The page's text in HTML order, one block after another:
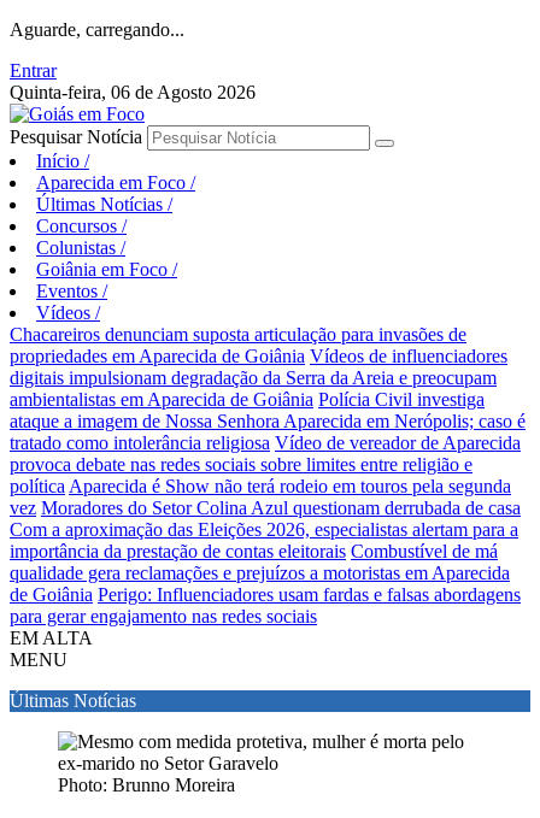
Aguarde, carregando...
Entrar
Quinta-feira, 06 de Agosto 2026
Pesquisar Notícia
Início /
Aparecida em Foco /
Últimas Notícias /
Concursos /
Colunistas /
Goiânia em Foco /
Eventos /
Vídeos /
Chacareiros denunciam suposta articulação para invasões de
propriedades em Aparecida de Goiânia Vídeos de influenciadores
digitais impulsionam degradação da Serra da Areia e preocupam
ambientalistas em Aparecida de Goiânia Polícia Civil investiga
ataque a imagem de Nossa Senhora Aparecida em Nerópolis; caso é
tratado como intolerância religiosa Vídeo de vereador de Aparecida
provoca debate nas redes sociais sobre limites entre religião e
política Aparecida é Show não terá rodeio em touros pela segunda
vez Moradores do Setor Colina Azul questionam derrubada de casa
Com a aproximação das Eleições 2026, especialistas alertam para a
importância da prestação de contas eleitorais Combustível de má
qualidade gera reclamações e prejuízos a motoristas em Aparecida
de Goiânia Perigo: Influenciadores usam fardas e falsas abordagens
para gerar engajamento nas redes sociais
EM ALTA
MENU
Últimas Notícias
Photo: Brunno Moreira